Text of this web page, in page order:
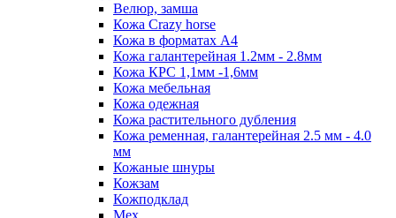
Велюр, замша
Кожа Crazy horse
Кожа в форматах А4
Кожа галантерейная 1.2мм - 2.8мм
Кожа КРС 1,1мм -1,6мм
Кожа мебельная
Кожа одежная
Кожа растительного дубления
Кожа ременная, галантерейная 2.5 мм - 4.0
мм
Кожаные шнуры
Кожзам
Кожподклад
Мех